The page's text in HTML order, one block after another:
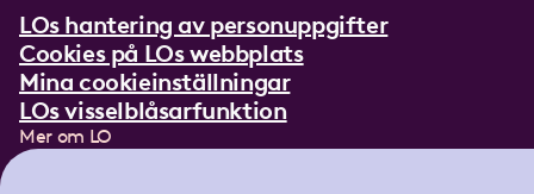
LOs hantering av personuppgifter
Cookies på LOs webbplats
Mina cookieinställningar
LOs visselblåsarfunktion
Mer om LO